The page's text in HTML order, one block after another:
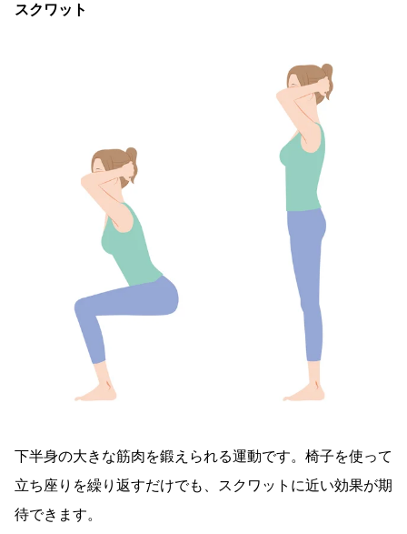
スクワット
下半身の大きな筋肉を鍛えられる運動です。椅子を使って
立ち座りを繰り返すだけでも、スクワットに近い効果が期
待できます。